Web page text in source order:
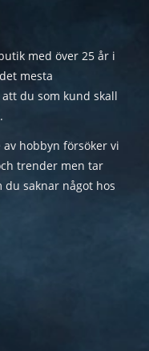
med över 25 år i
mesta
du som kund skall
hobbyn försöker vi
trender men tar
du saknar något hos